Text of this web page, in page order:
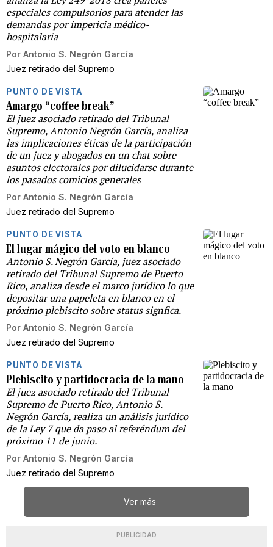
especiales compulsorios para atender las
demandas por impericia médico-
hospitalaria
Por Antonio S. Negrón García
Juez retirado del Supremo
PUNTO DE VISTA
Amargo “coffee break”
El juez asociado retirado del Tribunal
Supremo, Antonio Negrón García, analiza
las implicaciones éticas de la participación
de un juez y abogados en un chat sobre
asuntos electorales por dilucidarse durante
los pasados comicios generales
Por Antonio S. Negrón García
Juez retirado del Supremo
PUNTO DE VISTA
El lugar mágico del voto en blanco
Antonio S. Negrón García, juez asociado
retirado del Tribunal Supremo de Puerto
Rico, analiza desde el marco jurídico lo que
depositar una papeleta en blanco en el
próximo plebiscito sobre status signfica.
Por Antonio S. Negrón García
Juez retirado del Supremo
PUNTO DE VISTA
Plebiscito y partidocracia de la mano
El juez asociado retirado del Tribunal
Supremo de Puerto Rico, Antonio S.
Negrón García, realiza un análisis jurídico
de la Ley 7 que da paso al referéndum del
próximo 11 de junio.
Por Antonio S. Negrón García
Juez retirado del Supremo
Ver más
PUBLICIDAD